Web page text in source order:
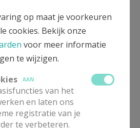
op maat je voorkeuren
cookies. Bekijk onze
voor meer informatie
te wijzigen.
AAN
van het
en laten ons
registratie van je
te verbeteren.